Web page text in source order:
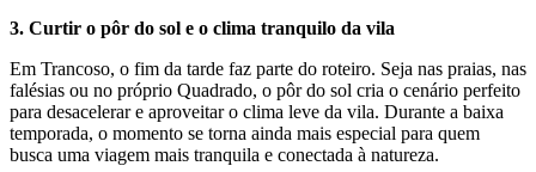
3. Curtir o pôr do sol e o clima tranquilo da vila
Em Trancoso, o fim da tarde faz parte do roteiro. Seja nas praias, nas
falésias ou no próprio Quadrado, o pôr do sol cria o cenário perfeito
para desacelerar e aproveitar o clima leve da vila. Durante a baixa
temporada, o momento se torna ainda mais especial para quem
busca uma viagem mais tranquila e conectada à natureza.